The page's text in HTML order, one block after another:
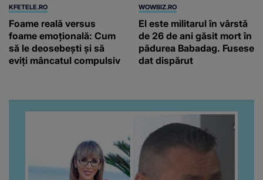
KFETELE.RO
Foame reală versus
foame emoțională: Cum
să le deosebești și să
eviți mâncatul compulsiv
WOWBIZ.RO
El este militarul în vârstă
de 26 de ani găsit mort în
pădurea Babadag. Fusese
dat dispărut